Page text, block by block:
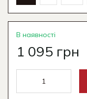
В наявності
1 095 грн